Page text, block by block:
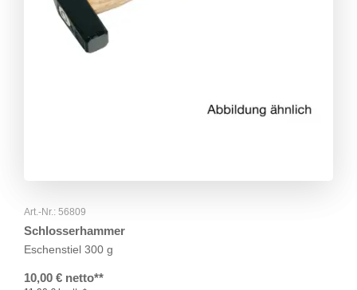
Art.-Nr.: 56809
Schlosserhammer
Eschenstiel 300 g
10,00 € netto**